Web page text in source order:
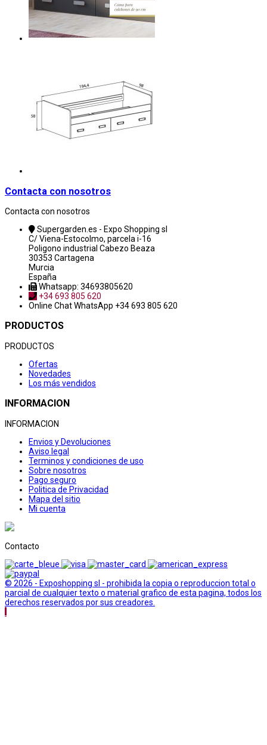
Contacta con nosotros
Contacta con nosotros
Supergarden.es - Expo Shopping sl
C/ Viena-Estocolmo, parcela i-16
Poligono industrial Cabezo Beaza
30353 Cartagena
Murcia
España
Whatsapp: 34693805620
+34 693 805 620
Online ChatWhatsApp +34 693 805 620
PRODUCTOS
PRODUCTOS
Ofertas
Novedades
Los más vendidos
INFORMACION
INFORMACION
Envios y Devoluciones
Aviso legal
Terminos y condiciones de uso
Sobre nosotros
Pago seguro
Politica de Privacidad
Mapa del sitio
Mi cuenta
Contacto
© 2026 - Exposhopping sl - prohibida la copia o reproduccion total o
parcial de cualquier texto o material grafico de esta pagina, todos los
derechos reservados por sus creadores.